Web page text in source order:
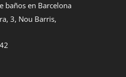
baños en Barcelona
3, Nou Barris,